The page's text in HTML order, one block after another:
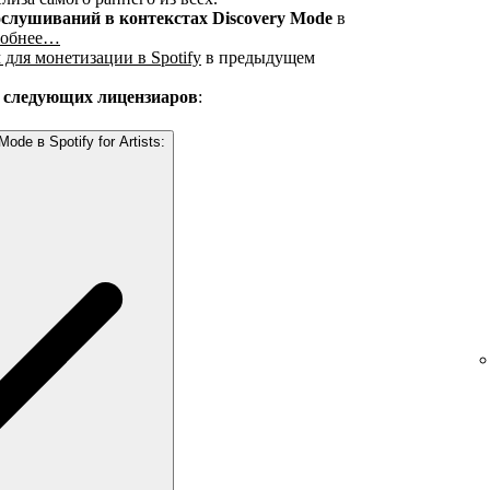
в контекстах Discovery Mode в
для монетизации в Spotify в предыдущем
лицензиаров:
в Spotify for Artists: